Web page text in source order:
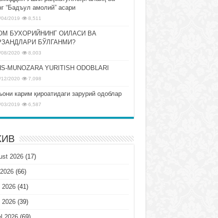
“Бадъул амолий” асари
2019 8,511
БУХОРИЙНИНГ ОИЛАСИ ВА
БЎЛГАНМИ?
2020 8,003
MUNOZARA YURITISH ODOBLARI
2020 7,098
карим қироатидаги зарурий одоблар
2019 6,587
2026(17)
(66)
(41)
(39)